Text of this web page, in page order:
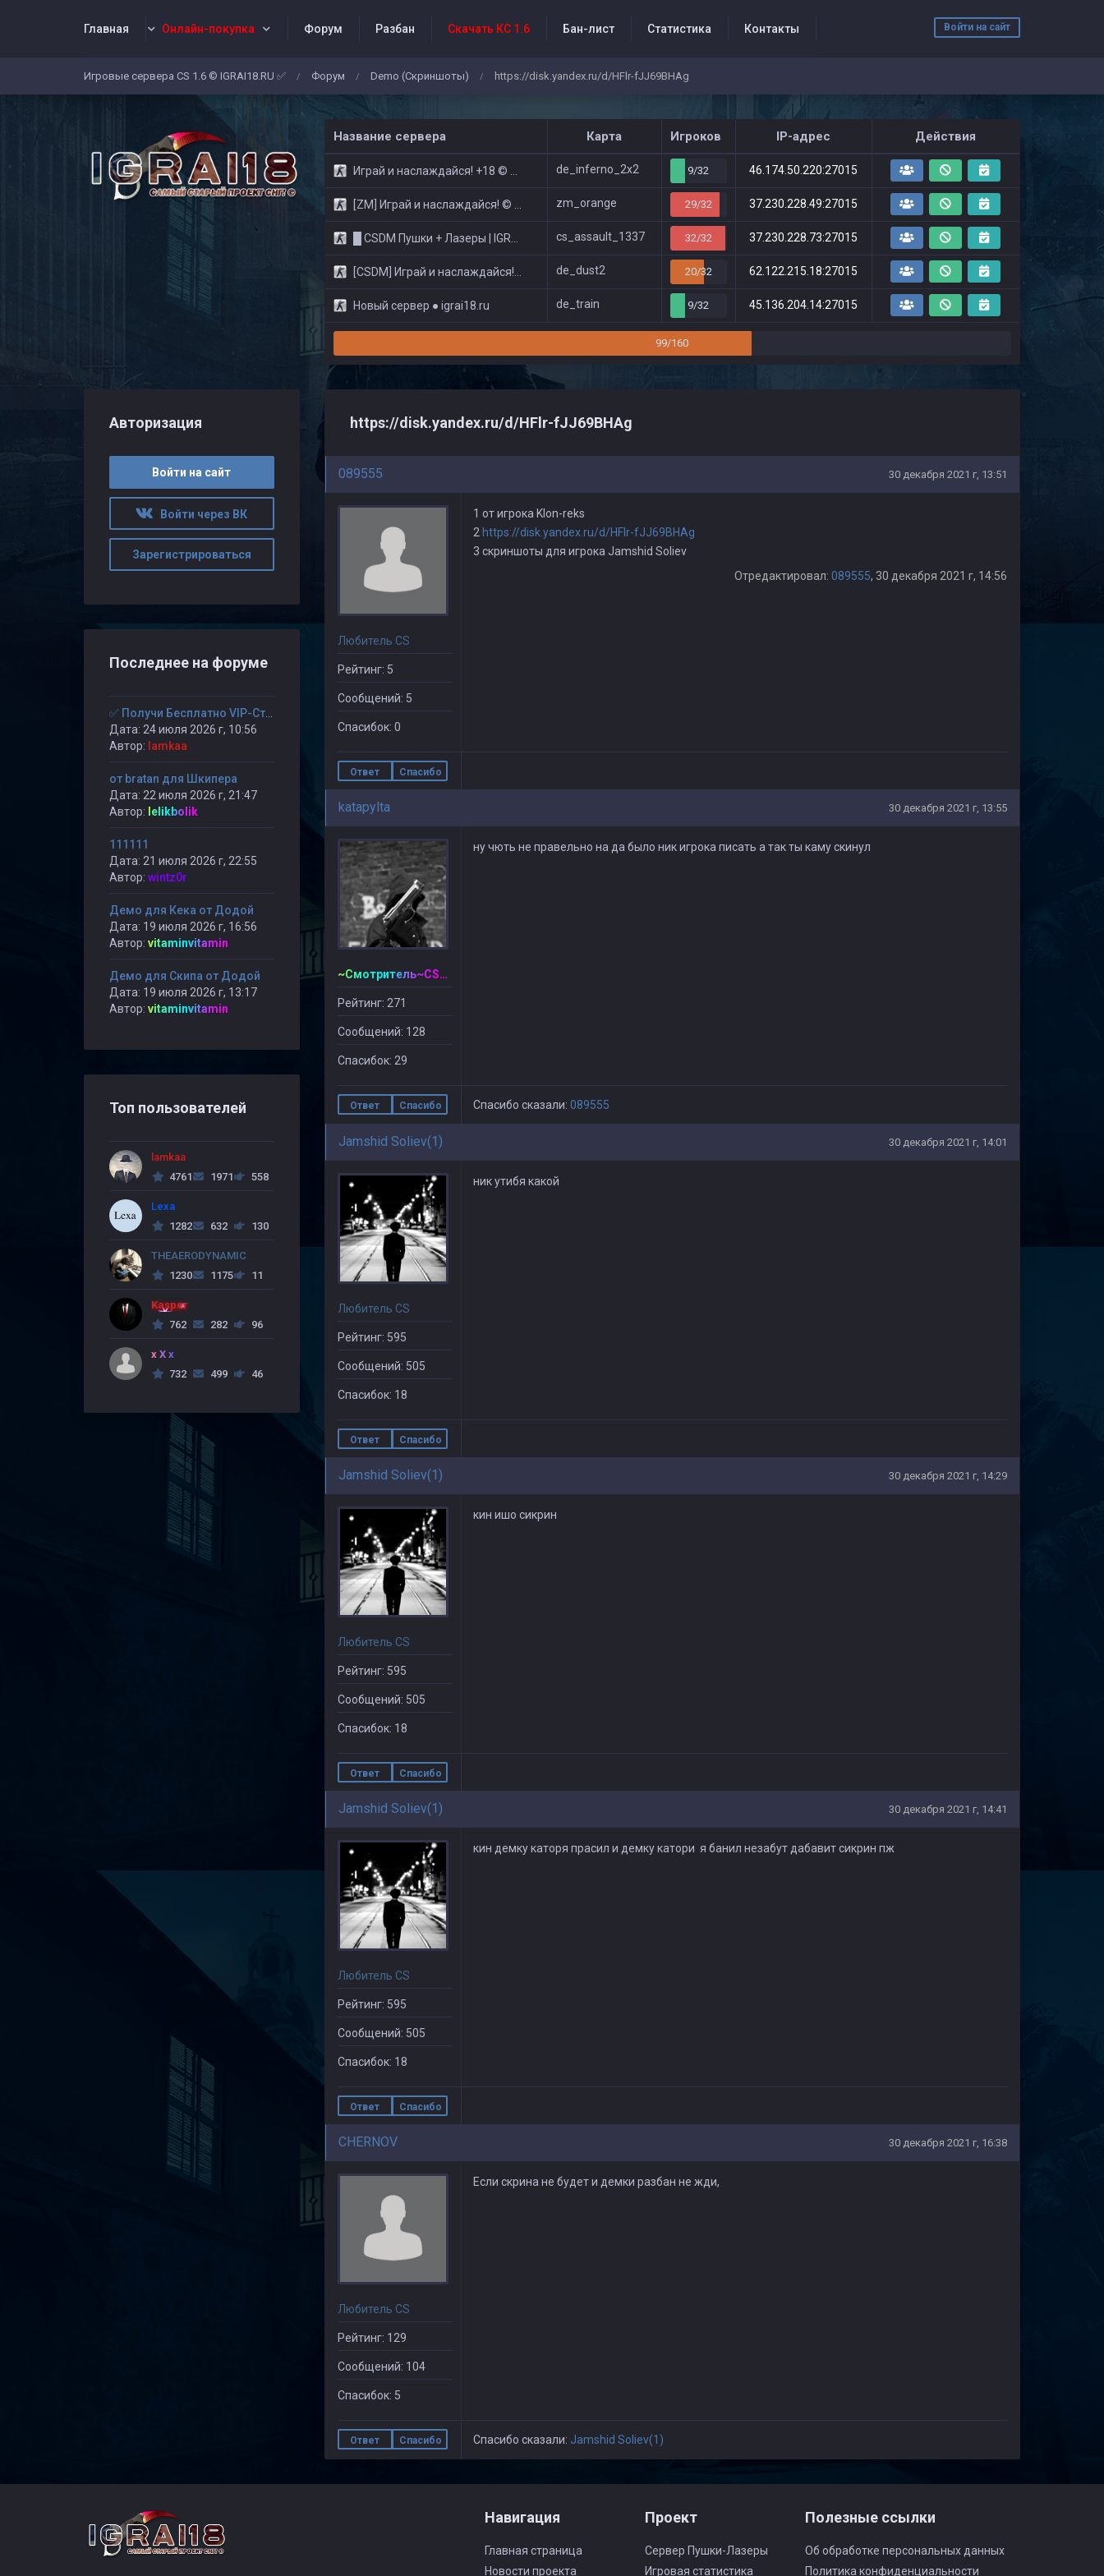
Войти на сайт
Главная Онлайн-покупка Форум Разбан Скачать КС 1.6 Бан-лист Статистика Контакты
События проекта
Игровые сервера CS 1.6 © IGRAI18.RU ✅ / Форум / Demo (Скриншоты) / https://disk.yandex.ru/d/HFlr-fJJ69BHAg
Название сервера Карта Игроков IP-адрес Действия
Играй и наслаждайся! +18 © Public de_inferno_2x2 9/32 46.174.50.220:27015
[ZM] Играй и наслаждайся! © Zombie Show zm_orange 29/32 37.230.228.49:27015
█ CSDM Пушки + Лазеры | IGRAI18.RU ツ █ cs_assault_1337 32/32 37.230.228.73:27015
[CSDM] Играй и наслаждайся! © Classic de_dust2 20/32 62.122.215.18:27015
Новый сервер ● igrai18.ru de_train 9/32 45.136.204.14:27015
99/160
https://disk.yandex.ru/d/HFlr-fJJ69BHAg
089555 30 декабря 2021 г, 13:51
Любитель CS
Рейтинг: 5
Сообщений: 5
Спасибок: 0
1 от игрока Klon-reks
2 https://disk.yandex.ru/d/HFlr-fJJ69BHAg
3 скриншоты для игрока Jamshid Soliev
Отредактировал: 089555, 30 декабря 2021 г, 14:56
Ответ Спасибо
katapylta 30 декабря 2021 г, 13:55
~Смотритель~CSDM ©
Рейтинг: 271
Сообщений: 128
Спасибок: 29
ну чють не правельно на да было ник игрока писать а так ты каму скинул
Ответ Спасибо Спасибо сказали: 089555
Jamshid Soliev(1) 30 декабря 2021 г, 14:01
Любитель CS
Рейтинг: 595
Сообщений: 505
Спасибок: 18
ник утибя какой
Ответ Спасибо
Jamshid Soliev(1) 30 декабря 2021 г, 14:29
Любитель CS
Рейтинг: 595
Сообщений: 505
Спасибок: 18
кин ишо сикрин
Ответ Спасибо
Jamshid Soliev(1) 30 декабря 2021 г, 14:41
Любитель CS
Рейтинг: 595
Сообщений: 505
Спасибок: 18
кин демку каторя прасил и демку катори я банил незабут дабавит сикрин пж
Ответ Спасибо
CHERNOV 30 декабря 2021 г, 16:38
Любитель CS
Рейтинг: 129
Сообщений: 104
Спасибок: 5
Если скрина не будет и демки разбан не жди,
Ответ Спасибо Спасибо сказали: Jamshid Soliev(1)
Авторизация
Войти на сайт
Войти через ВК
Зарегистрироваться
Последнее на форуме
Дата: 24 июля 2026 г, 10:56
Автор: lamkaa
от bratan для Шкипера
Дата: 22 июля 2026 г, 21:47
Автор: lelikbolik
111111
Дата: 21 июля 2026 г, 22:55
Автор: wintz0r
Демо для Кека от Додой
Дата: 19 июля 2026 г, 16:56
Автор: vitaminvitamin
Демо для Скипа от Додой
Дата: 19 июля 2026 г, 13:17
Автор: vitaminvitamin
Топ пользователей
lamkaa
4761
1971 558
Lexa
1282
632 130
THEAERODYNAMIC
1230
1175 11
Kasper
762
282 96
x X x
732
499 46
Навигация
Главная страница
Новости проекта
Проект
Сервер Пушки-Лазеры
Игровая статистика
Полезные ссылки
Об обработке персональных данных
Политика конфиденциальности